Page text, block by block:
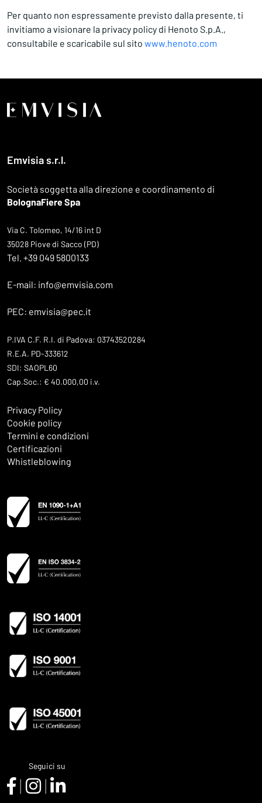
Per quanto non espressamente previsto dalla presente, ti
invitiamo a visionare la privacy policy di Henoto S.p.A.,
consultabile e scaricabile sul sito www.henoto.com
Emvisia s.r.l.
Società soggetta alla direzione e coordinamento di
BolognaFiere Spa
Via C. Tolomeo, 14/16 int D
35028 Piove di Sacco (PD)
Tel. +39 049 5800133
E-mail: info@emvisia.com
PEC: emvisia@pec.it
P.IVA C.F. R.I. di Padova: 03743520284
R.E.A. PD-333612
SDI: SAOPL60
Cap.Soc.: € 40.000,00 i.v.
Privacy Policy
Cookie policy
Termini e condizioni
Certificazioni
Whistleblowing
Seguici su
| |